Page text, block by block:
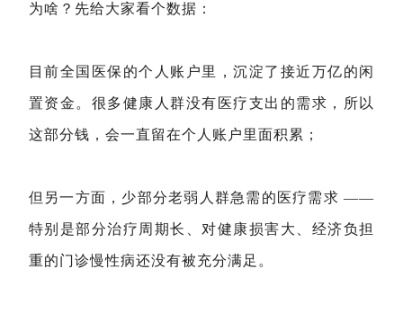
为啥？先给大家看个数据：
目前全国医保的个人账户里，沉淀了接近万亿的闲
置资金。很多健康人群没有医疗支出的需求，所以
这部分钱，会一直留在个人账户里面积累；
但另一方面，少部分老弱人群急需的医疗需求 ——
特别是部分治疗周期长、对健康损害大、经济负担
重的门诊慢性病还没有被充分满足。